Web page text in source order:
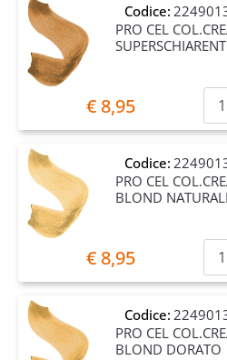
Codice:
PRO CEL
€ 8,95
Codice:
PRO CEL
BLOND
€ 8,95
Codice:
PRO CEL
BLOND DORATO